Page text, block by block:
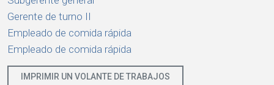
Gerente de turno II
Empleado de comida rápida
Empleado de comida rápida
IMPRIMIR UN VOLANTE DE TRABAJOS